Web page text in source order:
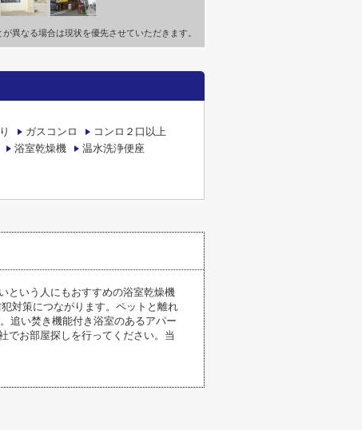
異なる場合は現状を優先させていただきます。
ガスコンロ
コンロ２口以上
浴室乾燥機
温水洗浄便座
という人にもおすすめの浴室乾燥機
対策につながります。ペットと離れ
追い焚き機能付き浴室のあるアパー
でお部屋探しを行ってください。当